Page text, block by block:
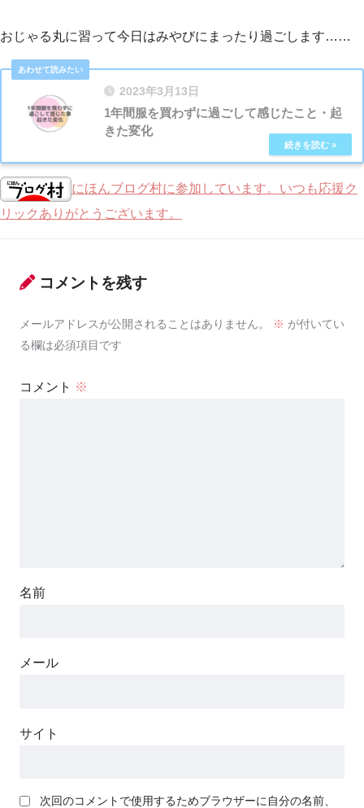
おじゃる丸に習って今日はみやびにまったり過ごします……
2023年3月13日
1年間服を買わずに過ごして感じたこと・起
きた変化
にほんブログ村に参加しています。いつも応援ク
リックありがとうございます。
コメントを残す
メールアドレスが公開されることはありません。 ※ が付いてい
る欄は必須項目です
コメント ※
名前
メール
サイト
次回のコメントで使用するためブラウザーに自分の名前、